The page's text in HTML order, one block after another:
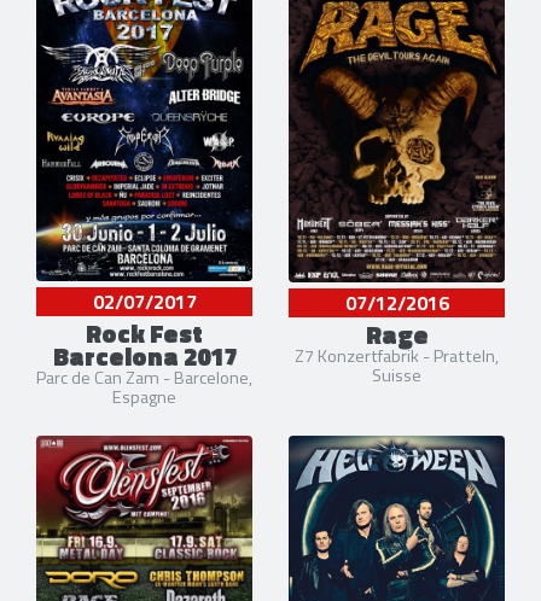
02/07/2017
Rock Fest
Barcelona 2017
Parc de Can Zam - Barcelone,
Espagne
07/12/2016
Rage
Z7 Konzertfabrik - Pratteln,
Suisse